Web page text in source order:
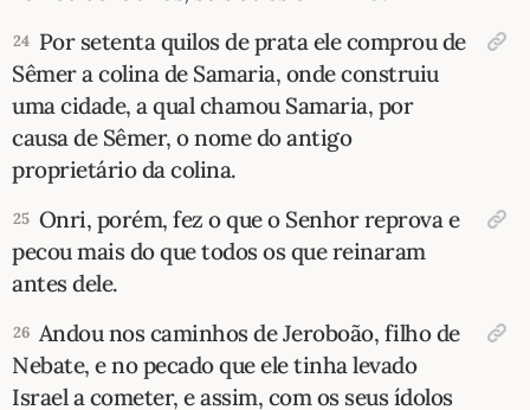
24 Por setenta quilos de prata ele comprou de
Sêmer a colina de Samaria, onde construiu
uma cidade, a qual chamou Samaria, por
causa de Sêmer, o nome do antigo
proprietário da colina.
25 Onri, porém, fez o que o Senhor reprova e
pecou mais do que todos os que reinaram
antes dele.
26 Andou nos caminhos de Jeroboão, filho de
Nebate, e no pecado que ele tinha levado
Israel a cometer, e assim, com os seus ídolos